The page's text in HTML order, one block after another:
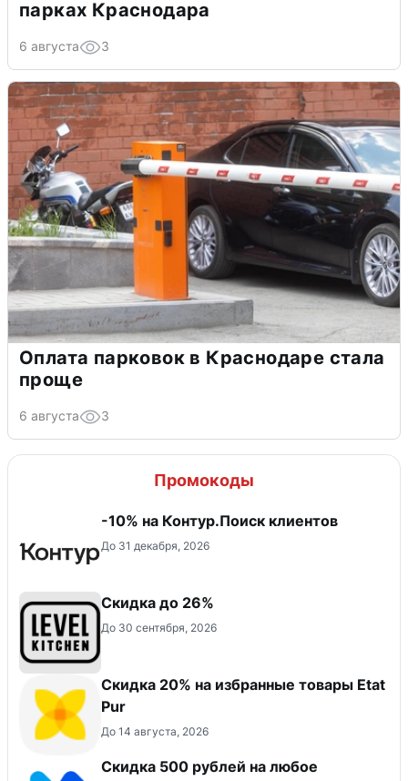
парках Краснодара
6 августа 3
Оплата парковок в Краснодаре стала
проще
6 августа 3
Промокоды
-10% на Контур.Поиск клиентов
До 31 декабря, 2026
Скидка до 26%
До 30 сентября, 2026
Скидка 20% на избранные товары Etat
Pur
До 14 августа, 2026
Скидка 500 рублей на любое